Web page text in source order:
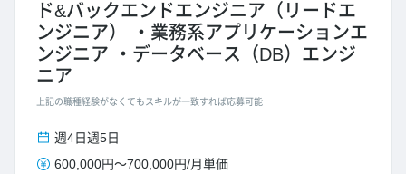
ド&バックエンドエンジニア（リードエ
ンジニア）
業務系アプリケーションエ
ンジニア
データベース（DB）エンジ
ニア
上記の職種経験がなくてもスキルが一致すれば応募可能
週4日週5日
600,000円～700,000円/月単価